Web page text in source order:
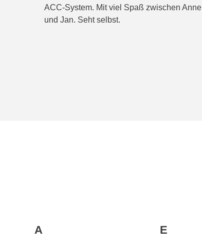
ACC-System. Mit viel Spaß zwischen Anne
und Jan. Seht selbst.
A E